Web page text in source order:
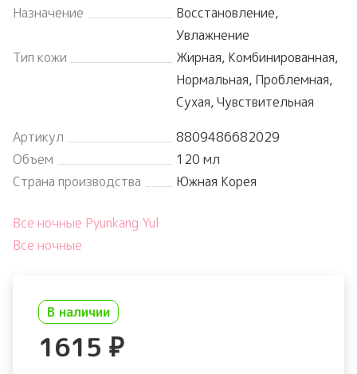
Назначение
Восстановление,
Увлажнение
Тип кожи
Жирная, Комбинированная,
Нормальная, Проблемная,
Сухая, Чувствительная
Артикул
8809486682029
Объем
120 мл
Страна производства
Южная Корея
Все ночные Pyunkang Yul
Все ночные
В наличии
1615 ₽